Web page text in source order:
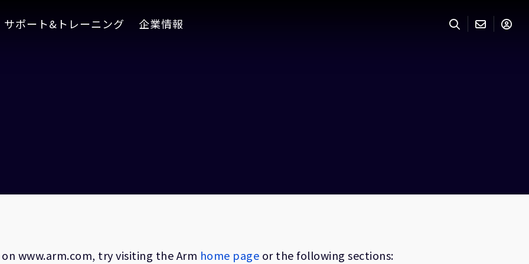
サポート&トレーニング 企業情報
www.arm.com, try visiting the Arm home page or the following sections: